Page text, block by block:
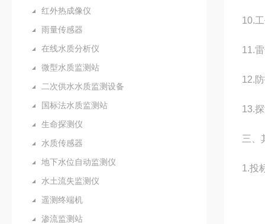
红外热成像仪
雨量传感器
在线水质分析仪
微型水质监测站
二次供水水质监测设备
国标法水质监测站
生命探测仪
水质传感器
地下水位自动监测仪
水土流失监测仪
遥测终端机
渗流监测站
10.
11.
12.
13.
三、
1.投